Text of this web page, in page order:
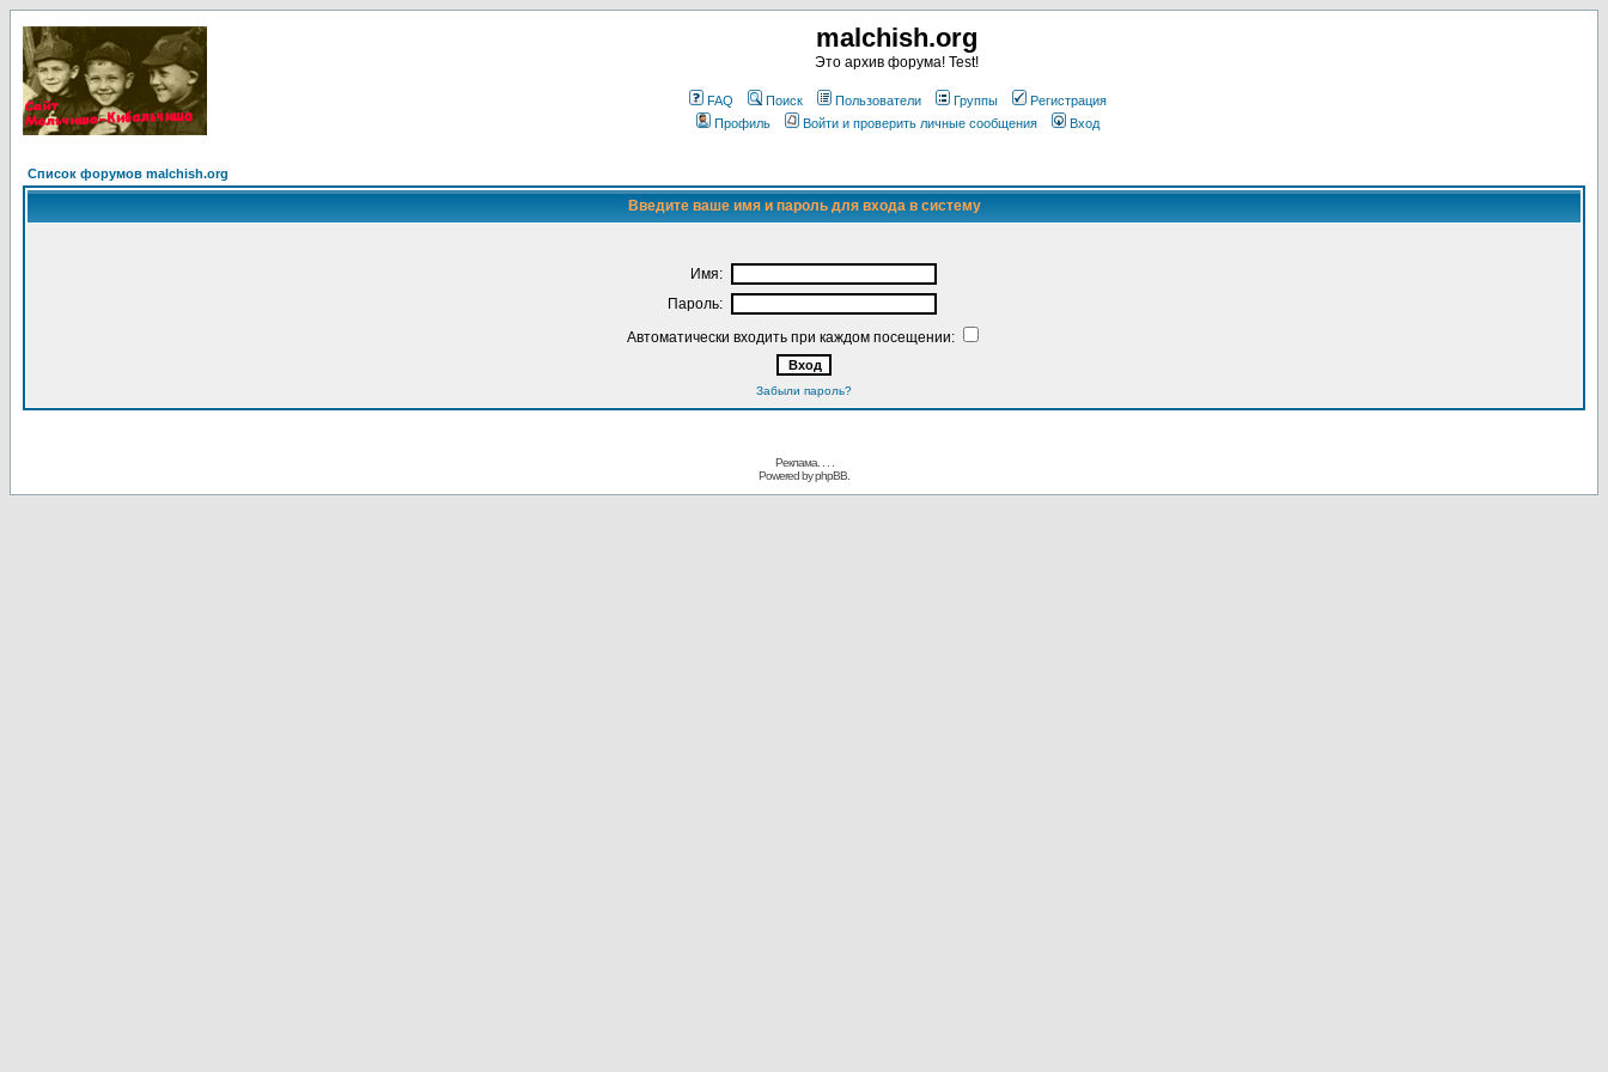
malchish.org
Это архив форума! Test!
FAQ Поиск Пользователи Группы
Регистрация
Профиль
Войти и проверить личные сообщения Вход
Список форумов malchish.org
Введите ваше имя и пароль для входа в систему
Имя:
Пароль:
Автоматически входить при каждом посещении:
Забыли пароль?
Реклама. . .
Powered byphpBB.